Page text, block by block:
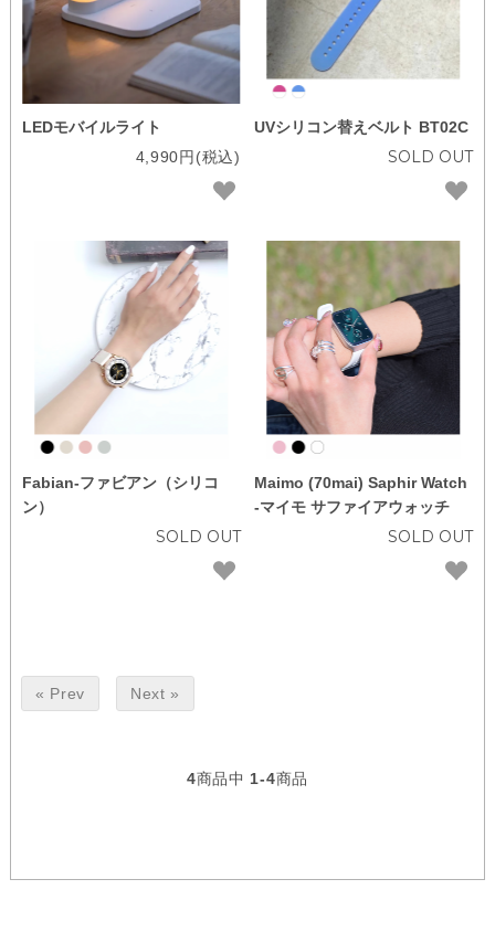
特集記事
育児をサポートする便利機能7選
自分だけの推しウォッチを作ろう
ショッピングガイド
よくある質問
rasikuについて
お問い合わせ
LEDモバイルライト
4,990円(税込)
UVシリコン替えベルト BT02C
SOLD OUT
Fabian-ファビアン（シリコ
ン）
SOLD OUT
Maimo (70mai) Saphir Watch
-マイモ サファイアウォッチ
SOLD OUT
« Prev Next »
4商品中 1-4商品